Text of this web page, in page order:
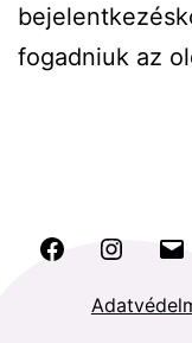
fogadniuk az
Facebook